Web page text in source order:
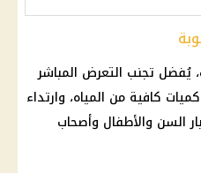
يُفضل تجنب التعرض المباشر
كافية من المياه، وارتداء
السن والأطفال وأصحاب